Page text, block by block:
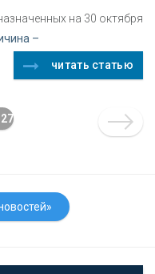
на 30 октября
–
читать статью